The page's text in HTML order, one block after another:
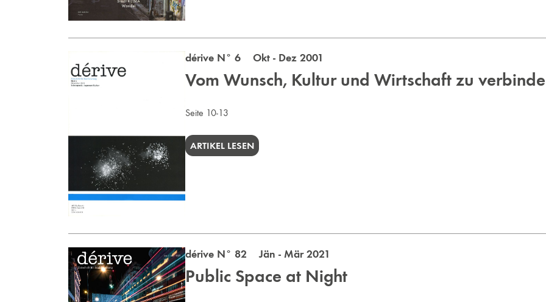
dérive N° 6 Okt - Dez 2001
Vom Wunsch, Kultur und Wirtschaft zu
Seite 10-13
ARTIKEL LESEN
dérive N° 82 Jän - Mär 2021
Public Space at Night